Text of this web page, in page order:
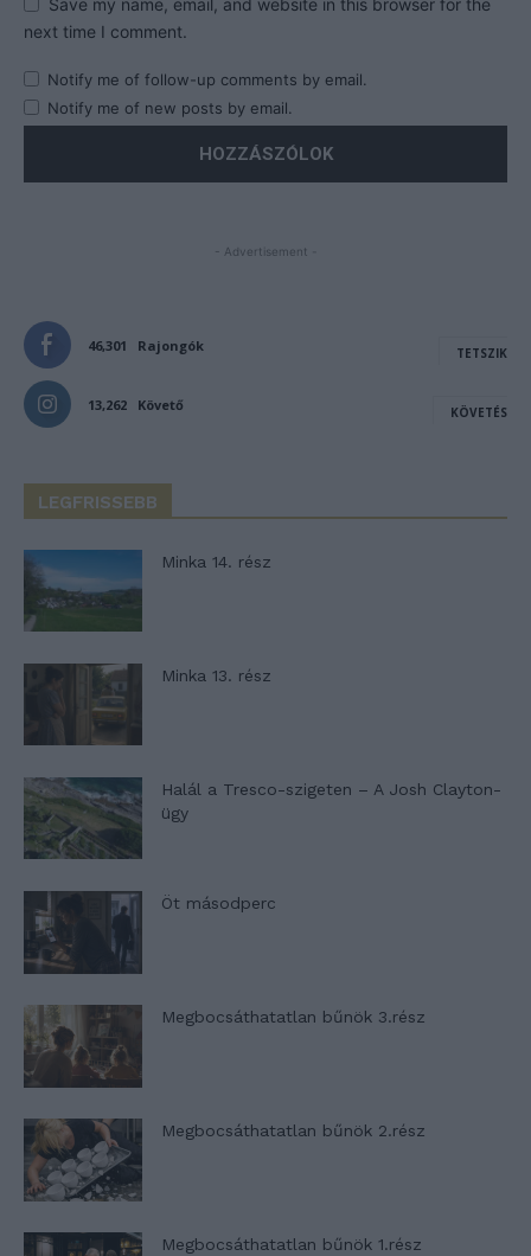
Save my name, email, and website in this browser for the
next time I comment.
Notify me of follow-up comments by email.
Notify me of new posts by email.
- Advertisement -
46,301 Rajongók TETSZIK
13,262 Követő KÖVETÉS
LEGFRISSEBB
Minka 14. rész
Minka 13. rész
Halál a Tresco-szigeten – A Josh Clayton-
ügy
Öt másodperc
Megbocsáthatatlan bűnök 3.rész
Megbocsáthatatlan bűnök 2.rész
Megbocsáthatatlan bűnök 1.rész